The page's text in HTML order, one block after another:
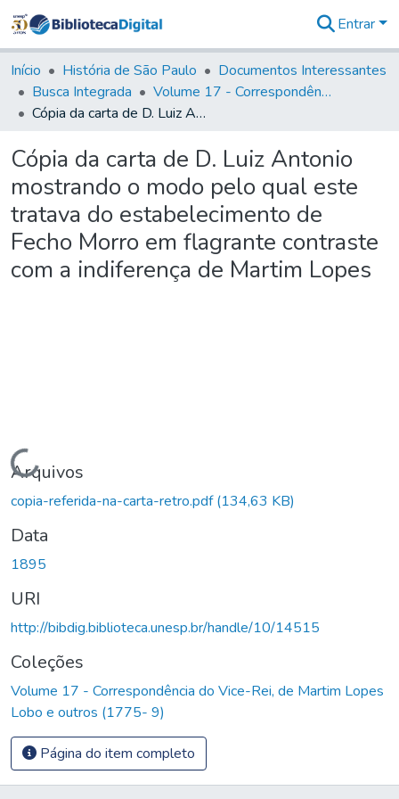
&
Coleções
Tudo na
Biblioteca
Estatísticas
Entrar
Início História de São Paulo
Documentos Interessantes
Busca Integrada
Volume 17 - Correspondência do Vice-Rei, de Martim Lopes Lobo e outros (1775- 9)
Cópia da carta de D. Luiz Antonio mostrando o modo pelo qual este tratava do estabelecimento de Fecho Morro em flagrante contraste com a indiferença de Martim Lopes
Cópia da carta de D. Luiz Antonio
mostrando o modo pelo qual este
tratava do estabelecimento de
Fecho Morro em flagrante contraste
com a indiferença de Martim Lopes
Carregando...
Arquivos
copia-referida-na-carta-retro.pdf(134,63 KB)
Data
1895
URI
http://bibdig.biblioteca.unesp.br/handle/10/14515
Coleções
Volume 17 - Correspondência do Vice-Rei, de Martim Lopes
Lobo e outros (1775- 9)
Página do item completo